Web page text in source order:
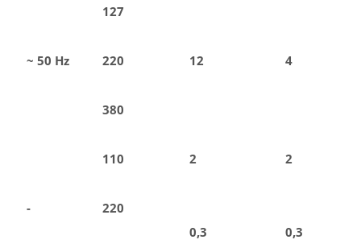
~ 50 Hz
127
12 4
220
380
-
110 2 2
220
0,3
0,3